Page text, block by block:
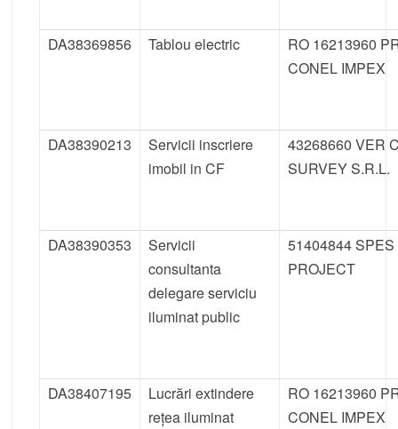
DA38369856 Tablou electric
RO 16213960
CONEL IMPEX
DA38390213
Servicii inscriere
imobil in CF
43268660 VER
SURVEY S.R.L.
DA38390353
Servicii
consultanta
delegare serviciu
iluminat public
51404844 SPES
PROJECT
DA38407195
Lucrări extindere
rețea iluminat
RO 16213960
CONEL IMPEX